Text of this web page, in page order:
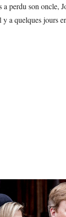
a perdu son oncle,
y a quelques jours